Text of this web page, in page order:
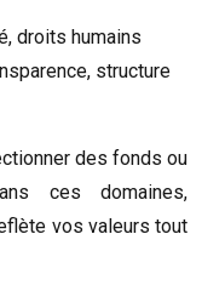
droits humains
structure
des fonds ou
ces domaines,
vos valeurs tout